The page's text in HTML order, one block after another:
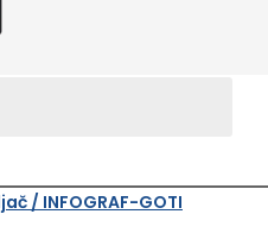
/ INFOGRAF-GOTI